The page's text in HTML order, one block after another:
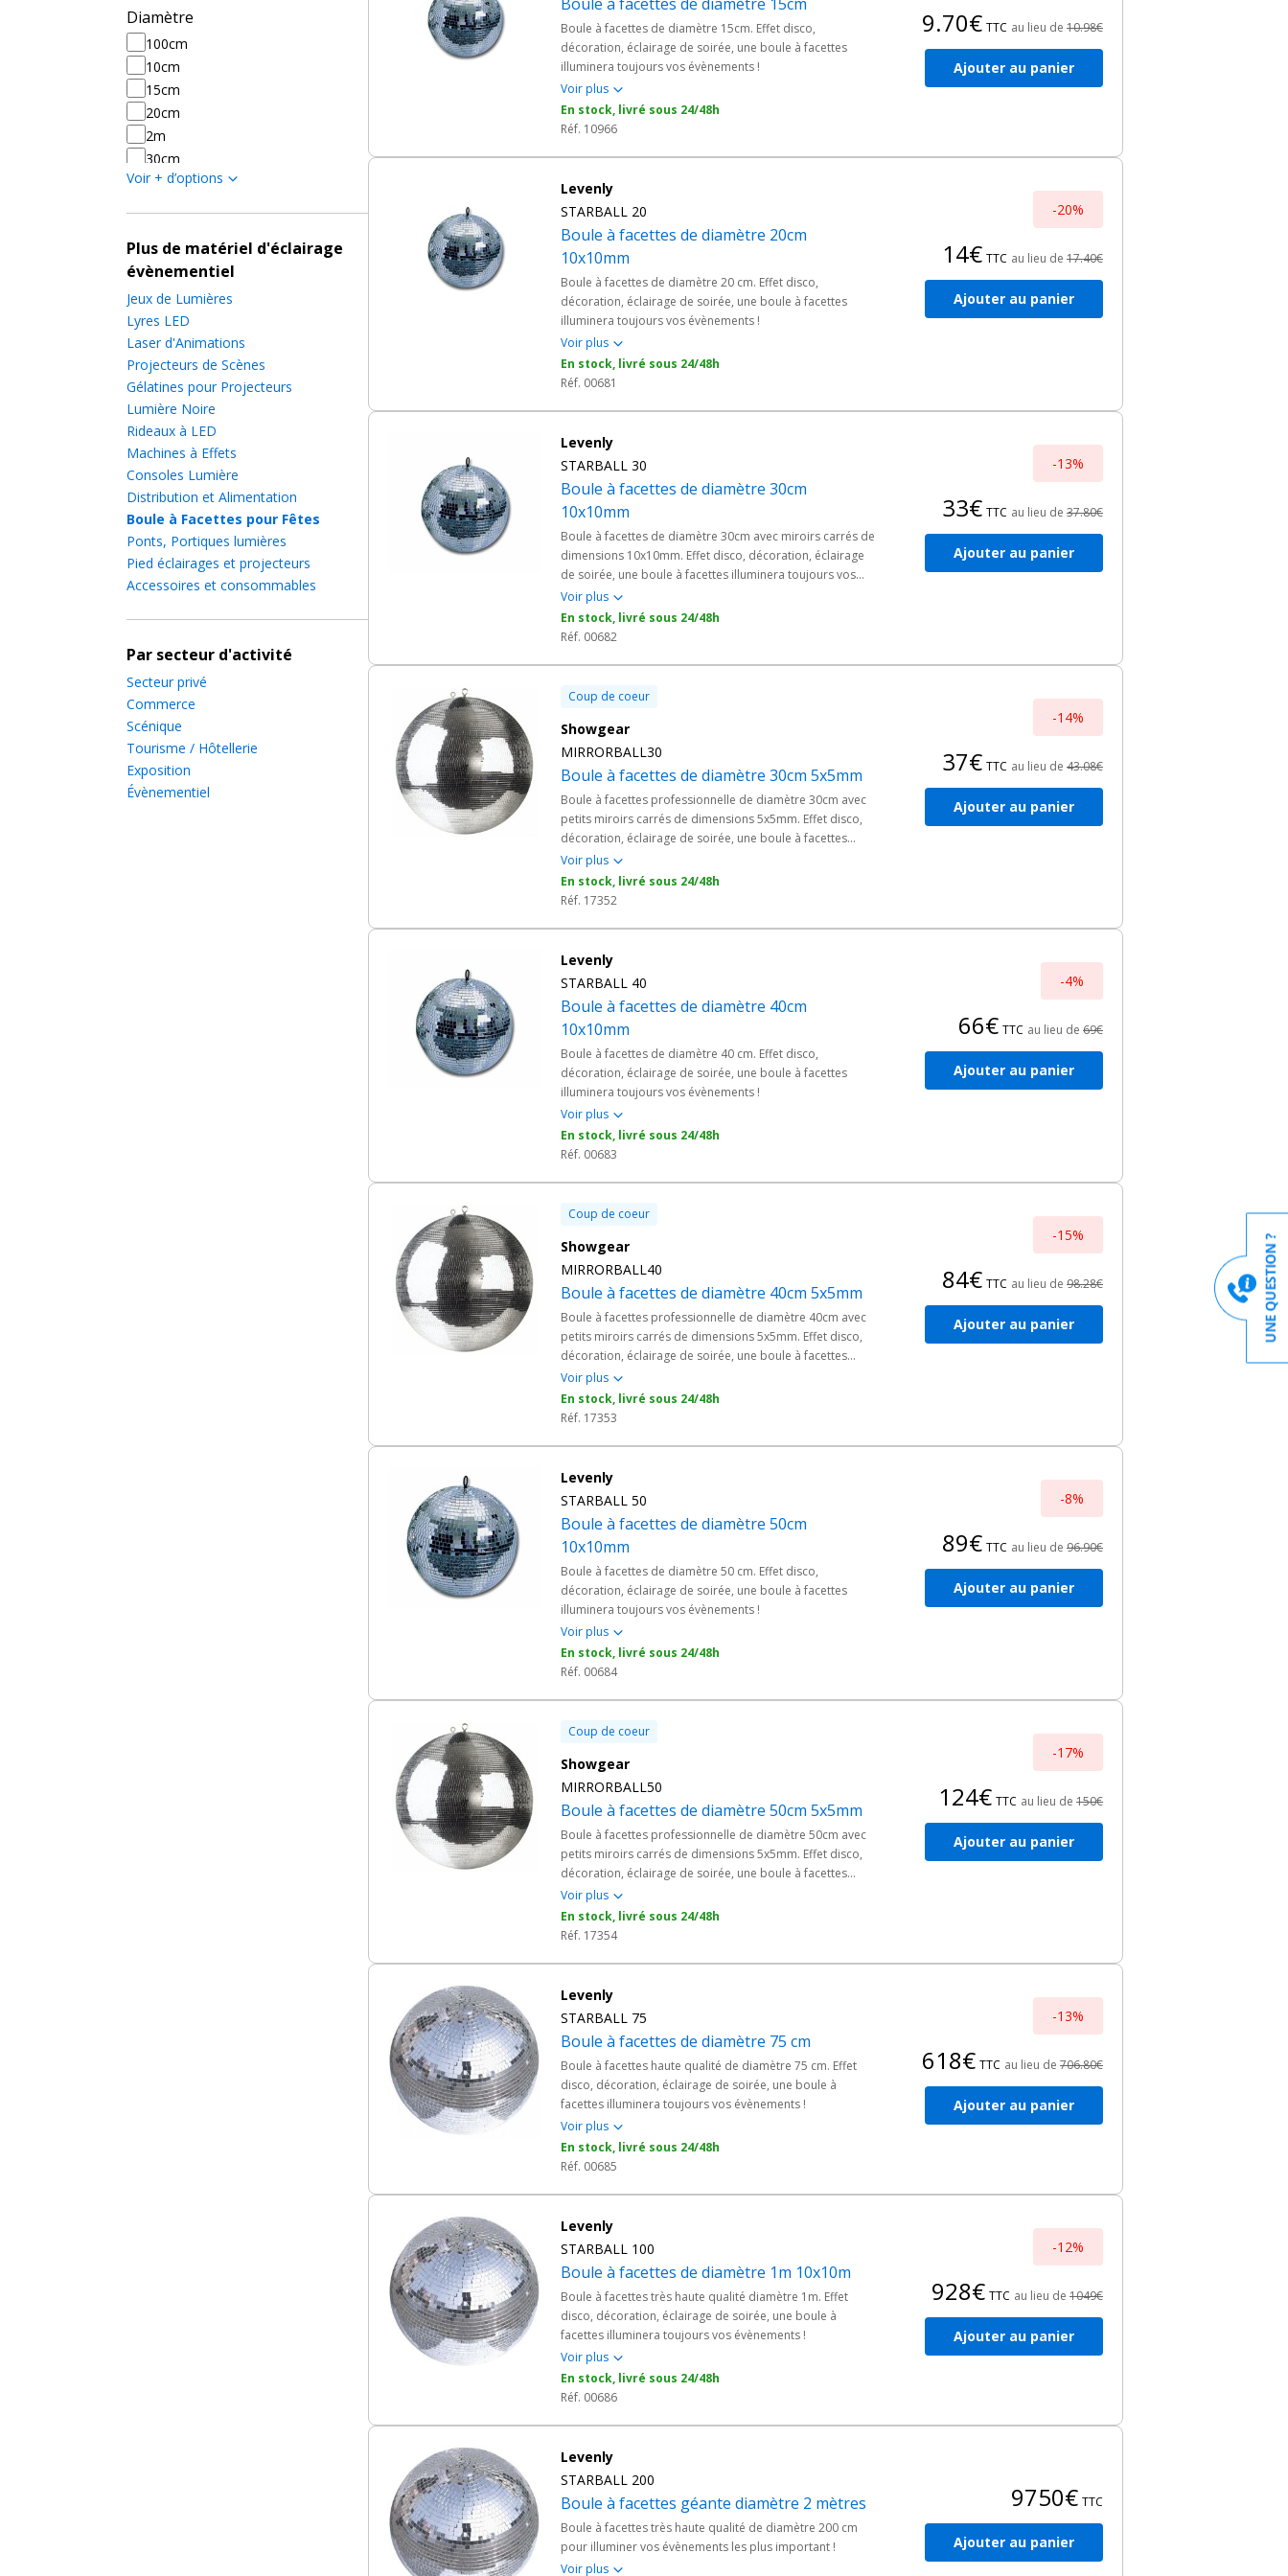
Diamètre
100cm
10cm
15cm
20cm
2m
30cm
40cm
Voir + d’options
Plus de matériel d'éclairage
évènementiel
Jeux de Lumières
Lyres LED
Laser d'Animations
Projecteurs de Scènes
Gélatines pour Projecteurs
Lumière Noire
Rideaux à LED
Machines à Effets
Consoles Lumière
Distribution et Alimentation
Boule à Facettes pour Fêtes
Ponts, Portiques lumières
Pied éclairages et projecteurs
Accessoires et consommables
Par secteur d'activité
Secteur privé
Commerce
Scénique
Tourisme / Hôtellerie
Exposition
Évènementiel
Boule à facettes de diamètre 15cm. Effet disco,
décoration, éclairage de soirée, une boule à facettes
illuminera toujours vos évènements !
Voir plus
En stock, livré sous 24/48h
Réf. 10966
9.70€ TTC au lieu de 10.98€
Ajouter au panier
Levenly
STARBALL 20
Boule à facettes de diamètre 20cm
10x10mm
Boule à facettes de diamètre 20 cm. Effet disco,
décoration, éclairage de soirée, une boule à facettes
illuminera toujours vos évènements !
Voir plus
En stock, livré sous 24/48h
Réf. 00681
-20%
14€ TTC au lieu de 17.40€
Ajouter au panier
Levenly
STARBALL 30
Boule à facettes de diamètre 30cm
10x10mm
Boule à facettes de diamètre 30cm avec miroirs carrés de
dimensions 10x10mm. Effet disco, décoration, éclairage
de soirée, une boule à facettes illuminera toujours vos
évènements !
Voir plus
En stock, livré sous 24/48h
Réf. 00682
-13%
33€ TTC au lieu de 37.80€
Ajouter au panier
Coup de coeur
Showgear
MIRRORBALL30
Boule à facettes de diamètre 30cm 5x5mm
Boule à facettes professionnelle de diamètre 30cm avec
petits miroirs carrés de dimensions 5x5mm. Effet disco,
décoration, éclairage de soirée, une boule à facettes
illuminera toujours vos évènements !
Voir plus
En stock, livré sous 24/48h
Réf. 17352
-14%
37€ TTC au lieu de 43.08€
Ajouter au panier
Levenly
STARBALL 40
Boule à facettes de diamètre 40cm
10x10mm
Boule à facettes de diamètre 40 cm. Effet disco,
décoration, éclairage de soirée, une boule à facettes
illuminera toujours vos évènements !
Voir plus
En stock, livré sous 24/48h
Réf. 00683
-4%
66€ TTC au lieu de 69€
Ajouter au panier
Coup de coeur
Showgear
MIRRORBALL40
Boule à facettes de diamètre 40cm 5x5mm
Boule à facettes professionnelle de diamètre 40cm avec
petits miroirs carrés de dimensions 5x5mm. Effet disco,
décoration, éclairage de soirée, une boule à facettes
illuminera toujours vos évènements !
Voir plus
En stock, livré sous 24/48h
Réf. 17353
-15%
84€ TTC au lieu de 98.28€
Ajouter au panier
Levenly
STARBALL 50
Boule à facettes de diamètre 50cm
10x10mm
Boule à facettes de diamètre 50 cm. Effet disco,
décoration, éclairage de soirée, une boule à facettes
illuminera toujours vos évènements !
Voir plus
En stock, livré sous 24/48h
Réf. 00684
-8%
89€ TTC au lieu de 96.90€
Ajouter au panier
Coup de coeur
Showgear
MIRRORBALL50
Boule à facettes de diamètre 50cm 5x5mm
Boule à facettes professionnelle de diamètre 50cm avec
petits miroirs carrés de dimensions 5x5mm. Effet disco,
décoration, éclairage de soirée, une boule à facettes
illuminera toujours vos évènements !
Voir plus
En stock, livré sous 24/48h
Réf. 17354
-17%
124€ TTC au lieu de 150€
Ajouter au panier
Levenly
STARBALL 75
Boule à facettes de diamètre 75 cm
Boule à facettes haute qualité de diamètre 75 cm. Effet
disco, décoration, éclairage de soirée, une boule à
facettes illuminera toujours vos évènements !
Voir plus
En stock, livré sous 24/48h
Réf. 00685
-13%
618€ TTC au lieu de 706.80€
Ajouter au panier
Levenly
STARBALL 100
Boule à facettes de diamètre 1m 10x10m
Boule à facettes très haute qualité diamètre 1m. Effet
disco, décoration, éclairage de soirée, une boule à
facettes illuminera toujours vos évènements !
Voir plus
En stock, livré sous 24/48h
Réf. 00686
-12%
928€ TTC au lieu de 1049€
Ajouter au panier
Levenly
STARBALL 200
Boule à facettes géante diamètre 2 mètres
Boule à facettes très haute qualité de diamètre 200 cm
pour illuminer vos évènements les plus important !
Voir plus
9750€ TTC
Ajouter au panier